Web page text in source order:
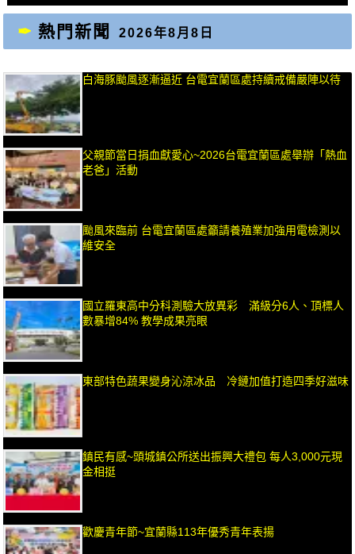
熱門新聞 2026年8月8日
白海豚颱風逐漸逼近 台電宜蘭區處持續戒備嚴陣以待
父親節當日捐血獻愛心~2026台電宜蘭區處舉辦「熱血
老爸」活動
颱風來臨前 台電宜蘭區處籲請養殖業加強用電檢測以
維安全
國立羅東高中分科測驗大放異彩 滿級分6人、頂標人
數暴增84% 教學成果亮眼
東部特色蔬果變身沁涼冰品 冷鏈加值打造四季好滋味
鎮民有感~頭城鎮公所送出振興大禮包 每人3,000元現
金相挺
歡慶青年節~宜蘭縣113年優秀青年表揚